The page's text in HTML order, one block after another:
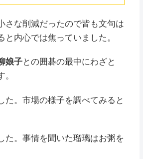
さな削減だったので皆も文句は
内心では焦っていました。
娘子との囲碁の最中にわざと
た。市場の様子を調べてみると
た。事情を聞いた瑠璃はお粥を